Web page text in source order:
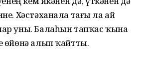
Хәстәханала тағы ла ай
уны. Балаһын тапҡас ҡына
өйөнә алып ҡайтты.